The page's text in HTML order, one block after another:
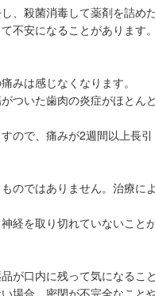
、殺菌消毒して薬剤を詰め
不安になることがあります。
みは感じなくなります。
ついた歯肉の炎症がほとん
ので、痛みが2週間以上長
のではありません。治療に
経を取り切れていないこと
が口内に残って気になるこ
場合、密閉が不完全なこと